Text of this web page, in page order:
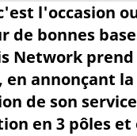
l'occasion
de bonnes
Network
en annonçant la
de son service
en 3 pôles